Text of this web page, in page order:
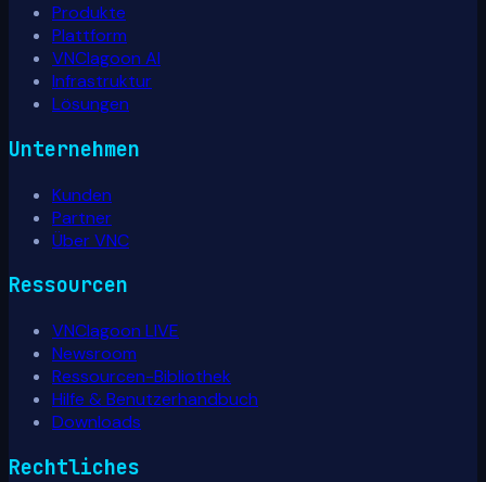
Produkte
Plattform
VNClagoon AI
Infrastruktur
Lösungen
Unternehmen
Kunden
Partner
Über VNC
Ressourcen
VNClagoon LIVE
Newsroom
Ressourcen-Bibliothek
Hilfe & Benutzerhandbuch
Downloads
Rechtliches